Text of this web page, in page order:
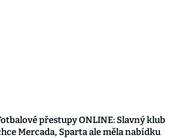
přestupy ONLINE: Slavný klub
Mercada, Sparta ale měla nabídku